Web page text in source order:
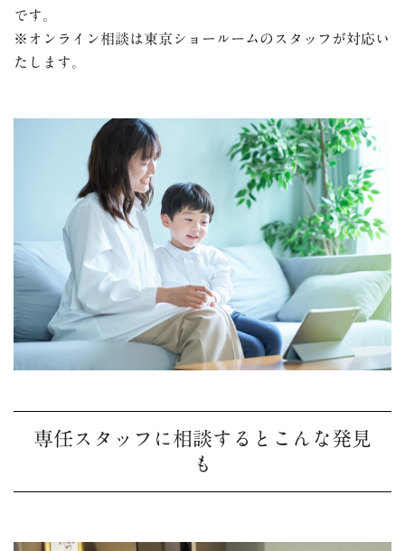
です。
※オンライン相談は東京ショールームのスタッフが対応い
たします。
専任スタッフに相談するとこんな発見
も